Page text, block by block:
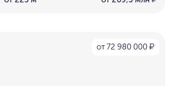
от 72 980 000 ₽